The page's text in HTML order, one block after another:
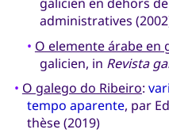
administratives
• O elemente árabe en
galicien, in Revista
• O galego do Ribeiro:
tempo aparente, par
thèse (2019)